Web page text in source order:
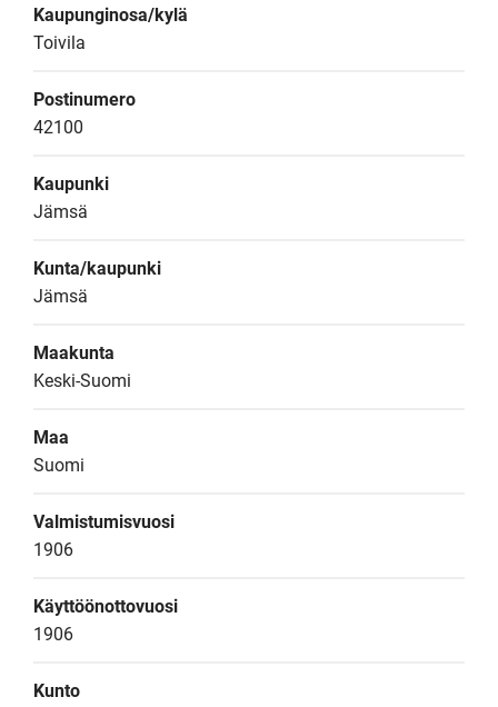
Kaupunginosa/kylä
Toivila
Postinumero
42100
Kaupunki
Jämsä
Kunta/kaupunki
Jämsä
Maakunta
Keski-Suomi
Maa
Suomi
Valmistumisvuosi
1906
Käyttöönottovuosi
1906
Kunto